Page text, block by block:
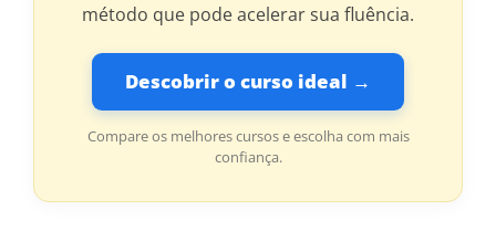
método que pode acelerar sua fluência.
Descobrir o curso ideal →
Compare os melhores cursos e escolha com mais
confiança.